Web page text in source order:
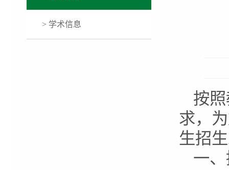
> 学术信息
按
求，
生招
一